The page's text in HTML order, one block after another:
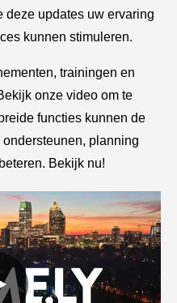
deze updates uw ervaring
kunnen stimuleren.
trainingen en
onze video om te
functies kunnen de
planning
Bekijk nu!